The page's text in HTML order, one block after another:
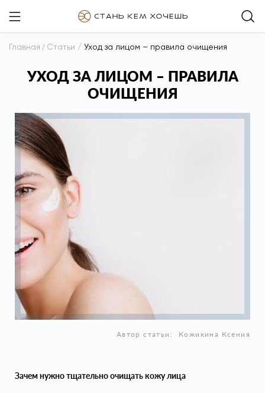
Главная / Статьи / Уход за лицом – правила очищения
УХОД ЗА ЛИЦОМ – ПРАВИЛА
ОЧИЩЕНИЯ
Автор статьи: Кожикина Ксения
Зачем нужно тщательно очищать кожу лица